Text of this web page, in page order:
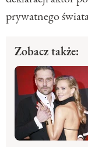
prywatnego
Zobacz także: